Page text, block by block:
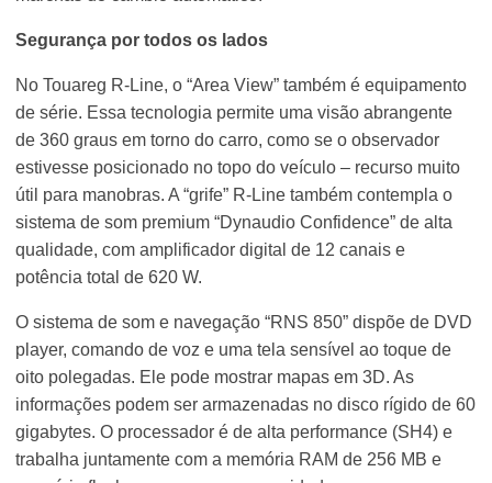
Segurança por todos os lados
No Touareg R-Line, o “Area View” também é equipamento
de série. Essa tecnologia permite uma visão abrangente
de 360 graus em torno do carro, como se o observador
estivesse posicionado no topo do veículo – recurso muito
útil para manobras. A “grife” R-Line também contempla o
sistema de som premium “Dynaudio Confidence” de alta
qualidade, com amplificador digital de 12 canais e
potência total de 620 W.
O sistema de som e navegação “RNS 850” dispõe de DVD
player, comando de voz e uma tela sensível ao toque de
oito polegadas. Ele pode mostrar mapas em 3D. As
informações podem ser armazenadas no disco rígido de 60
gigabytes. O processador é de alta performance (SH4) e
trabalha juntamente com a memória RAM de 256 MB e